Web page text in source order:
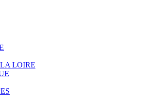
LOIRE